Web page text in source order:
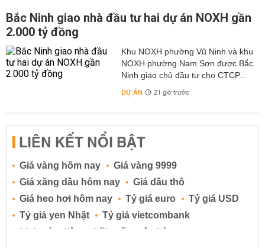
Bắc Ninh giao nhà đầu tư hai dự án NOXH gần
2.000 tỷ đồng
Khu NOXH phường Vũ Ninh và khu
NOXH phường Nam Sơn được Bắc
Ninh giao chủ đầu tư cho CTCP...
DỰ ÁN 21 giờ trước
LIÊN KẾT NỔI BẬT
Giá vàng hôm nay
Giá vàng 9999
Giá xăng dầu hôm nay
Giá dầu thô
Giá heo hơi hôm nay
Tỷ giá euro
Tỷ giá USD
Tỷ giá yen Nhật
Tỷ giá vietcombank
Lịch cúp điện
Lãi suất ngân hàng